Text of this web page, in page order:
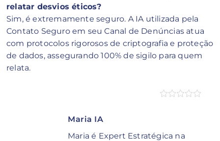
relatar desvios éticos?
Sim, é extremamente seguro. A IA utilizada pela
Contato Seguro em seu Canal de Denúncias atua
com protocolos rigorosos de criptografia e proteção
de dados, assegurando 100% de sigilo para quem
relata.
Maria IA
Maria é Expert Estratégica na